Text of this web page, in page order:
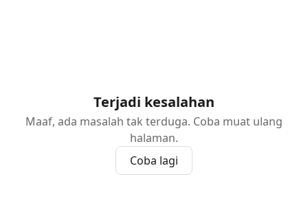
Terjadi kesalahan
Maaf, ada masalah tak terduga. Coba muat ulang
halaman.
Coba lagi